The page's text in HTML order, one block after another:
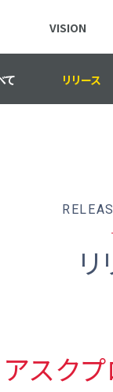
VISION
て リリース
リ
スク